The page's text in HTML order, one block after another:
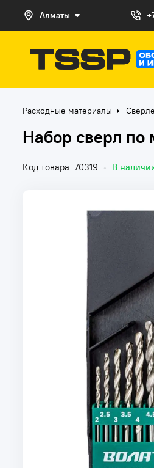
Алматы
Расходные материалы
Набор сверл
Код товара: 70319 • В